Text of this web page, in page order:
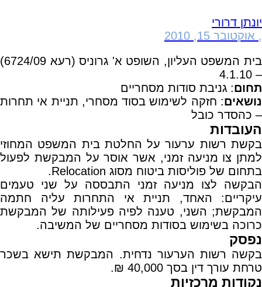
יונתן דרורי
, אוקטובר 15, 2010
בית המשפט העליון, השופט א' גרוניס (רעא 6724/09)
– 4.1.10
תחום: גניבת סודות מסחריים
נושאים: חזקה לשימוש בסוד מסחרי, תניית אי תחרות
– כהסדר כובל
העובדות
בקשת רשות ערעור על החלטת בית המשפט המחוזי
למתן צו מניעה זמני, אשר אוסר על המבקשת לפעול
בתחום של פוליסות ביטוח מסוג Relocation.
הבקשה לצו מניעה זמני התבססה על שני טעמים
עיקריים: האחד, תניית אי התחרות עליה חתמה
המבקשת; השני, טענה לפיה פעילותה של המבקשת
כרוכה בשימוש בסודות מסחריים של המשיבה.
נפסק
בקשה רשות הערעור נדחית. המבקשת תישא בשכר
טרחת עורך דין בסך 40,000 ₪.
נקודות מרכזיות